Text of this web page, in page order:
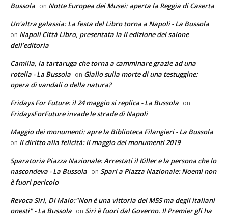
Bussola on Notte Europea dei Musei: aperta la Reggia di Caserta
Un'altra galassia: La festa del Libro torna a Napoli - La Bussola
on Napoli Città Libro, presentata la II edizione del salone
dell’editoria
Camilla, la tartaruga che torna a camminare grazie ad una
rotella - La Bussola on Giallo sulla morte di una testuggine:
opera di vandali o della natura?
Fridays For Future: il 24 maggio si replica - La Bussola on
FridaysForFuture invade le strade di Napoli
Maggio dei monumenti: apre la Biblioteca Filangieri - La Bussola
on Il diritto alla felicità: il maggio dei monumenti 2019
Sparatoria Piazza Nazionale: Arrestati il Killer e la persona che lo
nascondeva - La Bussola on Spari a Piazza Nazionale: Noemi non
è fuori pericolo
Revoca Siri, Di Maio:"Non è una vittoria del M5S ma degli italiani
onesti" - La Bussola on Siri è fuori dal Governo. Il Premier gli ha